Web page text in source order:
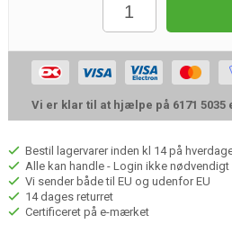
Vi er klar til at hjælpe på 6171 5035
Bestil lagervarer inden kl 14 på
Alle kan handle - Login ikke nødvendigt
Vi sender både til EU og udenfor EU
14 dages returret
Certificeret på e-mærket